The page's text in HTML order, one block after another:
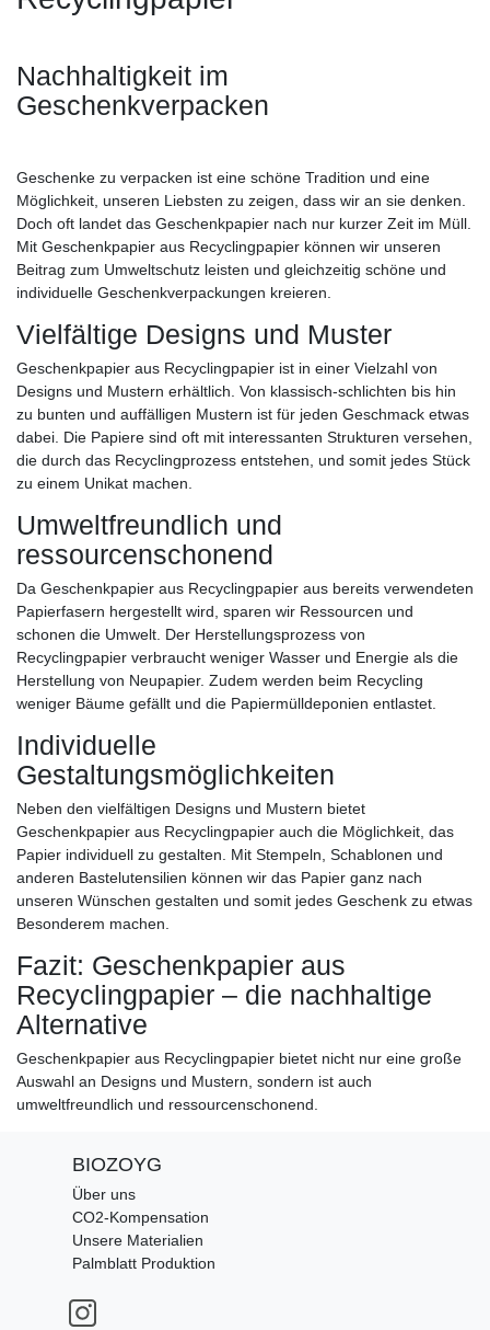
Nachhaltigkeit im
Geschenkverpacken
Geschenke zu verpacken ist eine schöne Tradition und eine
Möglichkeit, unseren Liebsten zu zeigen, dass wir an sie denken.
Doch oft landet das Geschenkpapier nach nur kurzer Zeit im Müll.
Mit Geschenkpapier aus Recyclingpapier können wir unseren
Beitrag zum Umweltschutz leisten und gleichzeitig schöne und
individuelle Geschenkverpackungen kreieren.
Vielfältige Designs und Muster
Geschenkpapier aus Recyclingpapier ist in einer Vielzahl von
Designs und Mustern erhältlich. Von klassisch-schlichten bis hin
zu bunten und auffälligen Mustern ist für jeden Geschmack etwas
dabei. Die Papiere sind oft mit interessanten Strukturen versehen,
die durch das Recyclingprozess entstehen, und somit jedes Stück
zu einem Unikat machen.
Umweltfreundlich und
ressourcenschonend
Da Geschenkpapier aus Recyclingpapier aus bereits verwendeten
Papierfasern hergestellt wird, sparen wir Ressourcen und
schonen die Umwelt. Der Herstellungsprozess von
Recyclingpapier verbraucht weniger Wasser und Energie als die
Herstellung von Neupapier. Zudem werden beim Recycling
weniger Bäume gefällt und die Papiermülldeponien entlastet.
Individuelle
Gestaltungsmöglichkeiten
Neben den vielfältigen Designs und Mustern bietet
Geschenkpapier aus Recyclingpapier auch die Möglichkeit, das
Papier individuell zu gestalten. Mit Stempeln, Schablonen und
anderen Bastelutensilien können wir das Papier ganz nach
unseren Wünschen gestalten und somit jedes Geschenk zu etwas
Besonderem machen.
Fazit: Geschenkpapier aus
Recyclingpapier – die nachhaltige
Alternative
Geschenkpapier aus Recyclingpapier bietet nicht nur eine große
Auswahl an Designs und Mustern, sondern ist auch
umweltfreundlich und ressourcenschonend.
BIOZOYG
Über uns
CO2-Kompensation
Unsere Materialien
Palmblatt Produktion